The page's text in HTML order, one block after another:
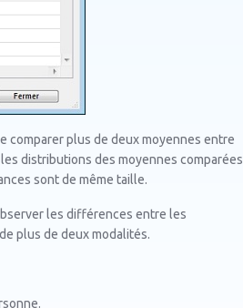
comparer plus de deux moyennes entre
distributions des moyennes comparées
sont de même taille.
les différences entre les
plus de deux modalités.